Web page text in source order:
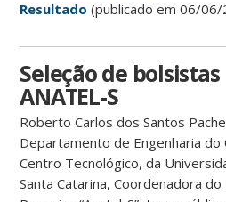
Resultado (publicado em 06/06/
Seleção de
ANATEL-S
Roberto Carlos dos Santos
Departamento de Engenharia do
Centro Tecnológico, da
Santa Catarina, Coordenadora